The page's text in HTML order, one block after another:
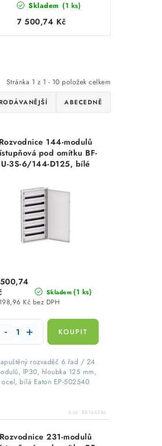
6/144-D125, bílé
dveře, 6 řad x 24-
modulů Eaton EP-
502540
Skladem (1 ks)
7 500,74 Kč
Stránka 1 z 1 - 10 položek celkem
ABECEDNĚ
Rozvodnice 144-modulů
pod omítku BF-
U-3S-6/144-D125, bílé
Eaton EP-502540
Skladem (1 ks)
Kč bez DPH
rozvaděč 6 řad / 24
IP30, hloubka 125 mm,
ocel, bílá Eaton EP-502540
Kód: BB146286
Rozvodnice 231-modulů